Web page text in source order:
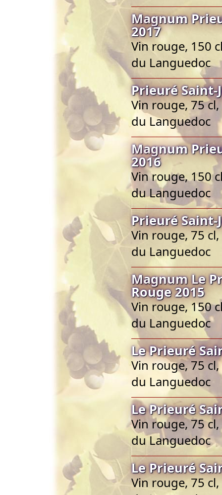
Magnum
2017
Vin rouge, 150
du Languedoc
Prieuré Saint-
Vin rouge, 75
du Languedoc
Magnum
2016
Vin rouge, 150
du Languedoc
Prieuré Saint-
Vin rouge, 75
du Languedoc
Magnum Le
Rouge 2015
Vin rouge, 150
du Languedoc
Le Prieuré
Vin rouge, 75
du Languedoc
Le Prieuré
Vin rouge, 75
du Languedoc
Le Prieuré
Vin rouge, 75